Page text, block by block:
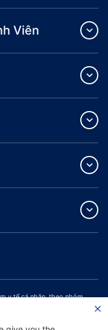
Viên
y tế cá nhân, theo nhóm
ký Providence Health